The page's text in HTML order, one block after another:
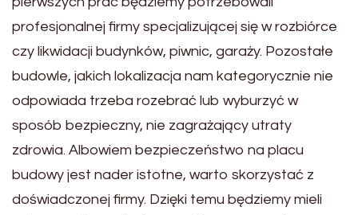
profesjonalnej firmy specjalizującej się w rozbiórce
czy likwidacji budynków, piwnic, garaży. Pozostałe
budowle, jakich lokalizacja nam kategorycznie nie
odpowiada trzeba rozebrać lub wyburzyć w
sposób bezpieczny, nie zagrażający utraty
zdrowia. Albowiem bezpieczeństwo na placu
budowy jest nader istotne, warto skorzystać z
doświadczonej firmy. Dzięki temu będziemy mieli